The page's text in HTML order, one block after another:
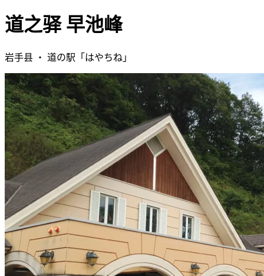
道之驿 早池峰
岩手县 ・ 道の駅「 はやちね 」